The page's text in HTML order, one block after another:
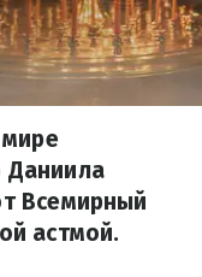
Даниила
Всемирный
астмой.